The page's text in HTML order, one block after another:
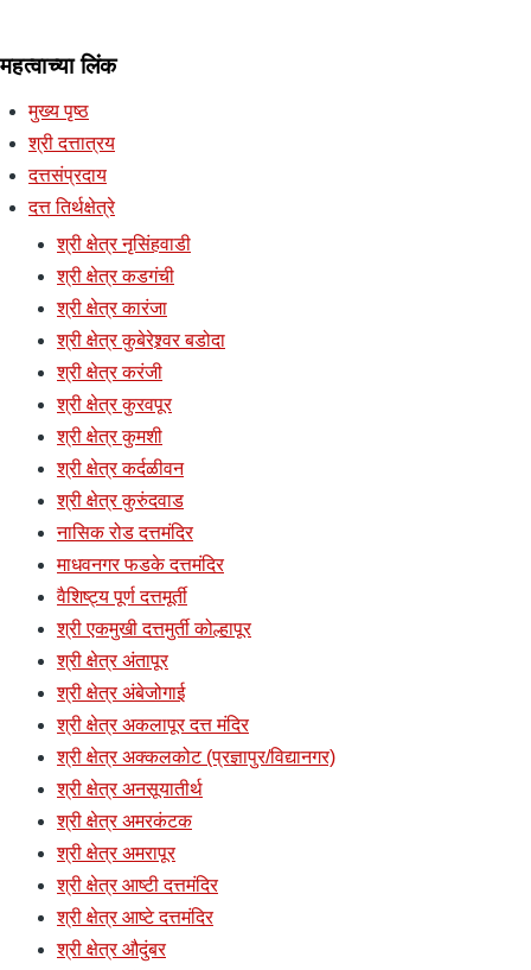
महत्वाच्या लिंक
मुख्य पृष्ठ
श्री दत्तात्रय
दत्तसंप्रदाय
दत्त तिर्थक्षेत्रे
श्री क्षेत्र नृसिंहवाडी
श्री क्षेत्र कडगंची
श्री क्षेत्र कारंजा
श्री क्षेत्र कुबेरेश्र्वर बडोदा
श्री क्षेत्र करंजी
श्री क्षेत्र कुरवपूर
श्री क्षेत्र कुमशी
श्री क्षेत्र कर्दळीवन
श्री क्षेत्र कुरुंदवाड
नासिक रोड दत्तमंदिर
माधवनगर फडके दत्तमंदिर
वैशिष्ट्य पूर्ण दत्तमूर्ती
श्री एकमुखी दत्तमुर्ती कोल्हापूर
श्री क्षेत्र अंतापूर
श्री क्षेत्र अंबेजोगाई
श्री क्षेत्र अकलापूर दत्त मंदिर
श्री क्षेत्र अक्कलकोट (प्रज्ञापुर/विद्यानगर)
श्री क्षेत्र अनसूयातीर्थ
श्री क्षेत्र अमरकंटक
श्री क्षेत्र अमरापूर
श्री क्षेत्र आष्टी दत्तमंदिर
श्री क्षेत्र आष्टे दत्तमंदिर
श्री क्षेत्र औदुंबर